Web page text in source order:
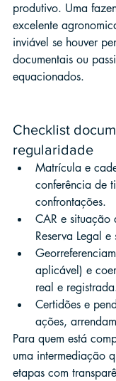
produtivo. Uma
excelente
inviável se houver
documentais ou
equacionados.
Checklist
regularidade
Matrícula e
conferência de
confrontações.
CAR e situação
Reserva Legal
aplicável) e
real e
Certidões e
ações,
Para quem está
uma intermediação
etapas com